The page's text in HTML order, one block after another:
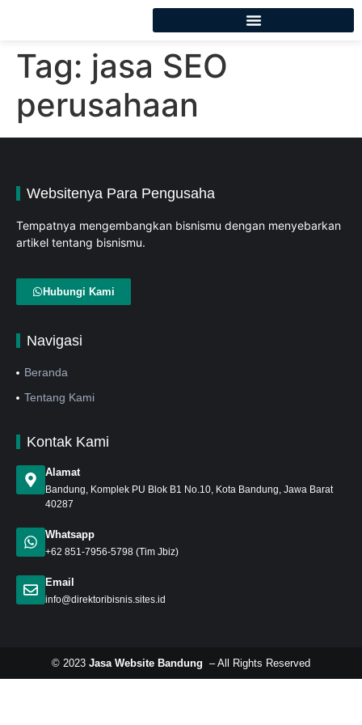
Tag: jasa SEO
perusahaan
Websitenya Para Pengusaha
Tempatnya mengembangkan bisnismu dengan menyebarkan
artikel tentang bisnismu.
Hubungi Kami
Navigasi
Beranda
Tentang Kami
Kontak Kami
Alamat
Bandung, Komplek PU Blok B1 No.10, Kota Bandung, Jawa Barat
40287
Whatsapp
+62 851-7956-5798 (Tim Jbiz)
Email
info@direktoribisnis.sites.id
© 2023 Jasa Website Bandung – All Rights Reserved